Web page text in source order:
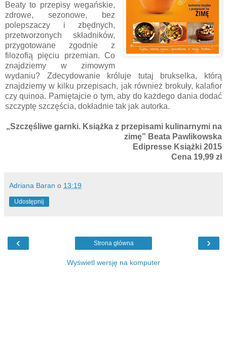
Beaty to przepisy wegańskie,
zdrowe, sezonowe, bez
polepszaczy i zbędnych,
przetworzonych składników,
przygotowane zgodnie z
filozofią pięciu przemian. Co
znajdziemy w zimowym
wydaniu? Zdecydowanie króluje tutaj brukselka, którą
znajdziemy w kilku przepisach, jak również brokuły, kalafior
czy quinoa. Pamiętajcie o tym, aby do każdego dania dodać
szczyptę szczęścia, dokładnie tak jak autorka.
„Szczęśliwe garnki. Książka z przepisami kulinarnymi na
zimę” Beata Pawlikowska
Edipresse Książki 2015
Cena 19,99 zł
Adriana Baran o 13:19
Udostępnij
‹ ›
Strona główna
Wyświetl wersję na komputer